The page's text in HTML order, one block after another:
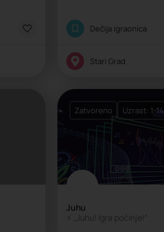
Dečija igraonica
Stari Grad
Juhu
⚡ „Juhu! Igra počinje!“
Zatvoreno Uzrast: 1-14